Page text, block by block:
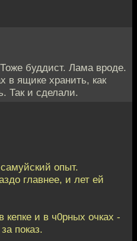
буддист. Лама вроде.
в ящике хранить, как
Так и сделали.
опыт.
главнее, и лет ей
и в ч0рных очках -
показ.